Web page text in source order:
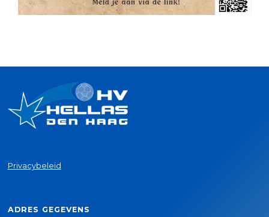
Privacybeleid
ADRES GEGEVENS